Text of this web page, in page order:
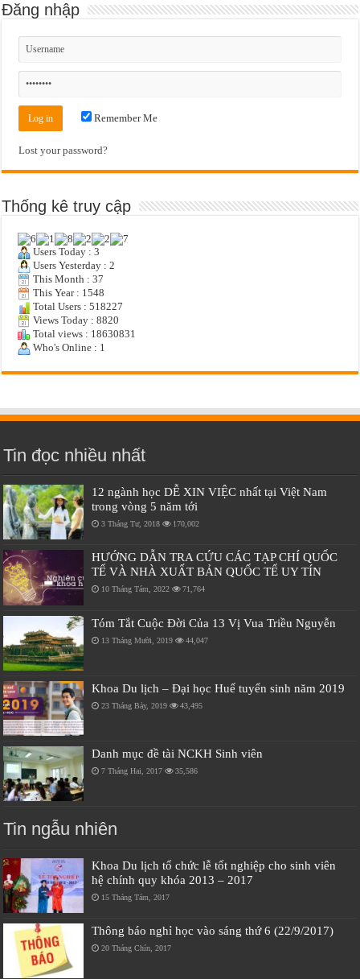
Đăng nhập
Remember Me
Lost your password?
Thống kê truy cập
Users Today : 3
Users Yesterday : 2
This Month : 37
This Year : 1548
Total Users : 518227
Views Today : 8820
Total views : 18630831
Who's Online : 1
Tin đọc nhiều nhất
12 ngành học DỄ XIN VIỆC nhất tại Việt Nam
trong vòng 5 năm tới
3 Tháng Tư, 2018 170,002
HƯỚNG DẪN TRA CỨU CÁC TẠP CHÍ QUỐC
TẾ VÀ NHÀ XUẤT BẢN QUỐC TẾ UY TÍN
10 Tháng Tám, 2022 71,764
Tóm Tắt Cuộc Đời Của 13 Vị Vua Triều Nguyễn
13 Tháng Mười, 2019 44,047
Khoa Du lịch – Đại học Huế tuyển sinh năm 2019
23 Tháng Bảy, 2019 43,495
Danh mục đề tài NCKH Sinh viên
7 Tháng Hai, 2017 35,586
Tin ngẫu nhiên
Khoa Du lịch tổ chức lễ tốt nghiệp cho sinh viên
hệ chính quy khóa 2013 – 2017
15 Tháng Tám, 2017
Thông báo nghỉ học vào sáng thứ 6 (22/9/2017)
20 Tháng Chín, 2017